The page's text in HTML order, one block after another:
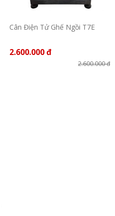
Cân Điện Tử Ghế Ngồi T7E
2.600.000 đ
2.600.000 đ